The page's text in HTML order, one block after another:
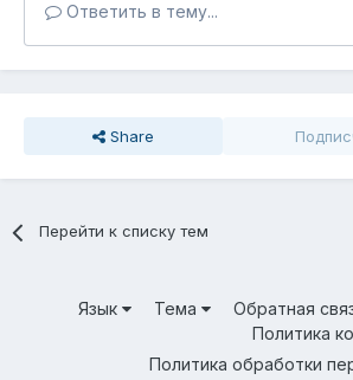
Ответить в тему...
Share
Перейти к списку тем
Язык Тема Обратная
Политика
Политика обработки